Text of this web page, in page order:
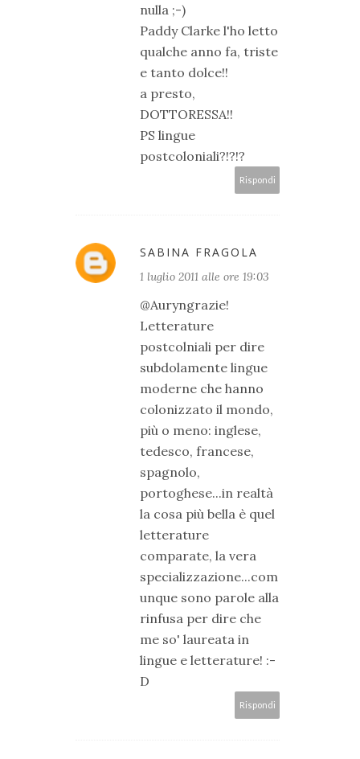
nulla ;-)
Paddy Clarke l'ho letto
qualche anno fa, triste
e tanto dolce!!
a presto,
DOTTORESSA!!
PS lingue
postcoloniali?!?!?
Rispondi
SABINA FRAGOLA
1 luglio 2011 alle ore 19:03
@Auryngrazie!
Letterature
postcolniali per dire
subdolamente lingue
moderne che hanno
colonizzato il mondo,
più o meno: inglese,
tedesco, francese,
spagnolo,
portoghese...in realtà
la cosa più bella è quel
letterature
comparate, la vera
specializzazione...com
unque sono parole alla
rinfusa per dire che
me so' laureata in
lingue e letterature! :-
D
Rispondi